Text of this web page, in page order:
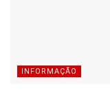
INFORMAÇÃO